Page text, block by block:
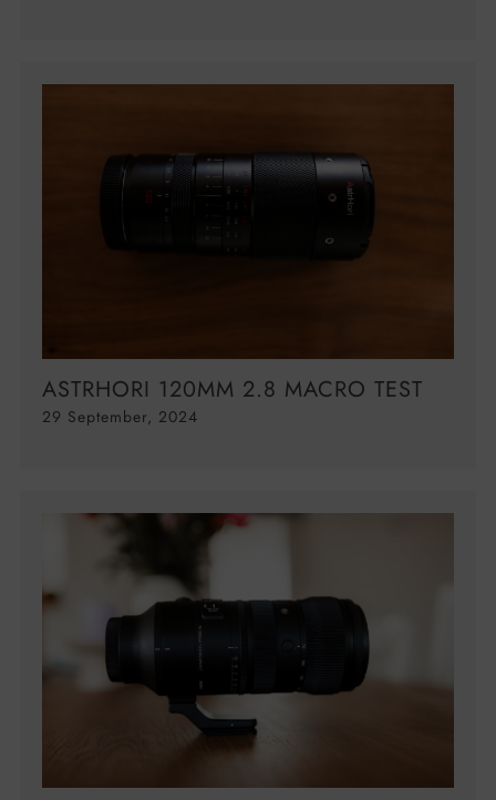
ASTRHORI 120MM 2.8 MACRO TEST
29 September, 2024